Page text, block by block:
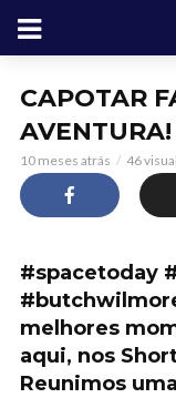
CAPOTAR
AVENTURA!
10 meses atrás 46
#spacetoday
melhores
aqui, nos
Reunimos